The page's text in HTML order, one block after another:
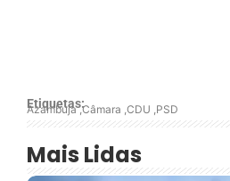
Etiquetas:
Azambuja,Câmara ,CDU ,PSD
Mais Lidas